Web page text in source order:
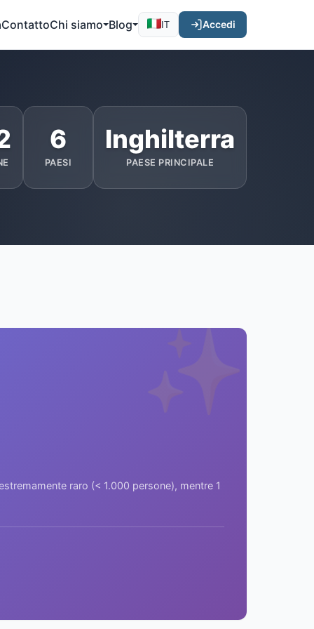
ContattoChi siamo Blog IT Accedi
6
PAESI
Inghilterra
PAESE PRINCIPALE
✨
raro (< 1.000 persone), mentre 1